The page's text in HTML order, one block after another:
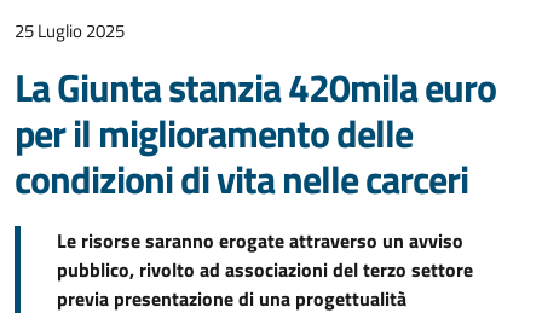
25 Luglio 2025
La Giunta stanzia 420mila euro
per il miglioramento delle
condizioni di vita nelle carceri
Le risorse saranno erogate attraverso un avviso
pubblico, rivolto ad associazioni del terzo settore
previa presentazione di una progettualità